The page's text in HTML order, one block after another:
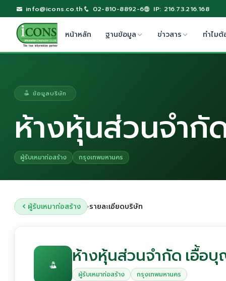
info@icons.co.th 02-810-8892-6 IP: 216.73.216.168
หน้าหลัก ฐานข้อมูล ข่าวสาร ทำไมต้
ข้อมูลบริษัท
ห้างหุ้นส่วนจำกั
ผู้รับเหมาก่อสร้าง กรุงเทพมหานคร
ผู้รับเหมาก่อสร้าง ›รายละเอียดบริษัท
ห้างหุ้นส่วนจำกัด เอื้อบุ
ผู้รับเหมาก่อสร้าง กรุงเทพมหานคร